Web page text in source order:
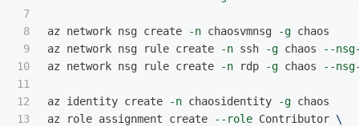
7
8
9
10
11
12
13
az network nsg create -n chaosvmnsg -g chaos
az network nsg rule create
-n ssh -g chaos
--nsg-
az network nsg rule create
-n rdp -g chaos --nsg-
az identity create -n chaosidentity -g chaos
az role assignment create
--role Contributor \